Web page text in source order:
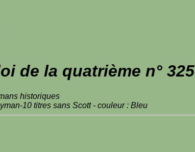
de la quatrième n° 325
historiques
10 titres sans Scott - couleur : Bleu